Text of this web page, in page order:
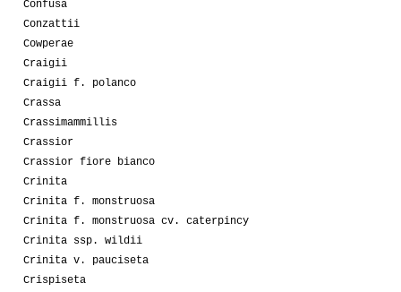
Confusa
Conzattii
Cowperae
Craigii
Craigii f. polanco
Crassa
Crassimammillis
Crassior
Crassior fiore bianco
Crinita
Crinita f. monstruosa
Crinita f. monstruosa cv. caterpincy
Crinita ssp. wildii
Crinita v. pauciseta
Crispiseta